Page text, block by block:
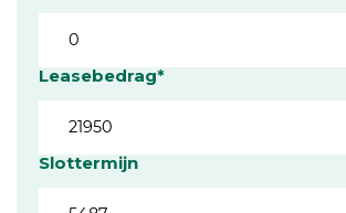
Leasebedrag*
Slottermijn